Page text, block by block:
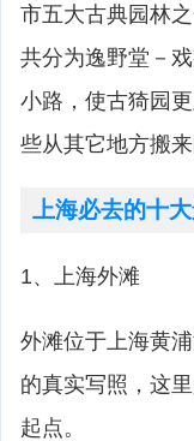
市五大古典园林
共分为逸野堂－
小路，使古猗园
些从其它地方搬
上海必去的十
1、上海外滩
外滩位于上海黄
的真实写照，这
起点。